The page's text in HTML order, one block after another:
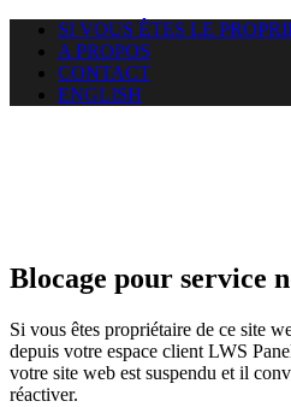
SI VOUS ÊTES LE
A PROPOS
CONTACT
ENGLISH
Blocage pour service
Si vous êtes propriétaire de ce site
depuis votre espace client LWS
votre site web est suspendu et il
réactiver.